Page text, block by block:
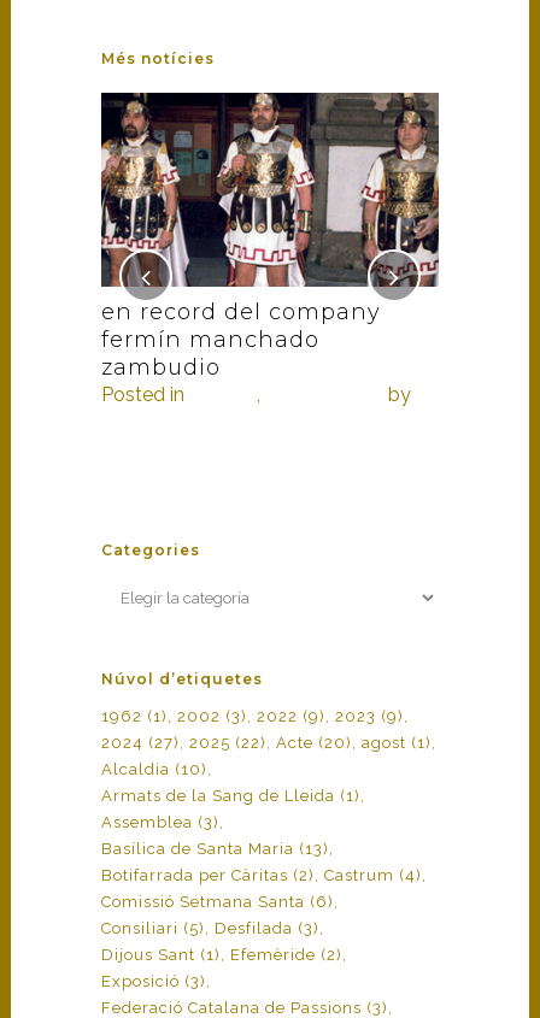
Més notícies
en record del company
fermín manchado
zambudio
Posted in ,
by
Categories
Núvol d’etiquetes
1962 (1) 2002 (3) 2022 (9) 2023 (9)
2024 (27) 2025 (22) Acte (20) agost (1)
Alcaldia (10)
Armats de la Sang de Lleida (1)
Assemblea (3)
Basílica de Santa Maria (13)
Botifarrada per Càritas (2) Castrum (4)
Comissió Setmana Santa (6)
Consiliari (5) Desfilada (3)
Dijous Sant (1) Efemèride (2)
Exposició (3)
Federació Catalana de Passions (3)